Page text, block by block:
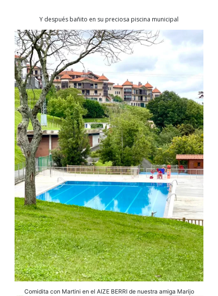
Y después bañito en su preciosa piscina municipal
Comidita con Martini en el AIZE BERRI de nuestra amiga Marijo